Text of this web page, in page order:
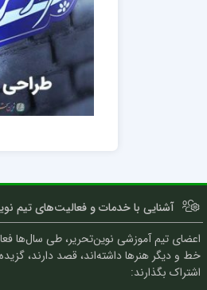
آشنایی با خدمات و فعالیت‌های تیم
اعضای تیم آموزشی نوین‌تحریر، طی سال‌ها
خط و دیگر هنرها داشته‌اند، قصد دارند،
اشتراک بگذارند: